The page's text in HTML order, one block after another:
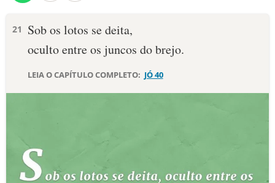
PALAVRA DO DIA
10 MANDAMENTOS
ESTUDOS BÍBLICOS
21
Sob os lotos se deita,
oculto entre os juncos do brejo.
LEIA O CAPÍTULO COMPLETO: JÓ 40